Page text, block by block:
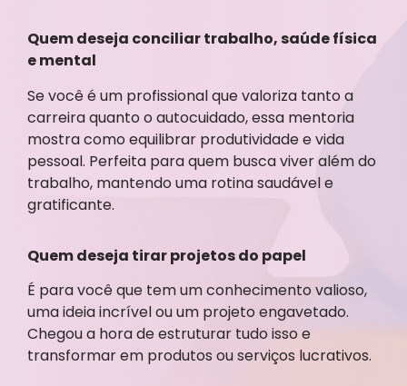
Quem deseja conciliar trabalho, saúde física
e mental
Se você é um profissional que valoriza tanto a
carreira quanto o autocuidado, essa mentoria
mostra como equilibrar produtividade e vida
pessoal. Perfeita para quem busca viver além do
trabalho, mantendo uma rotina saudável e
gratificante.
Quem deseja tirar projetos do papel
É para você que tem um conhecimento valioso,
uma ideia incrível ou um projeto engavetado.
Chegou a hora de estruturar tudo isso e
transformar em produtos ou serviços lucrativos.